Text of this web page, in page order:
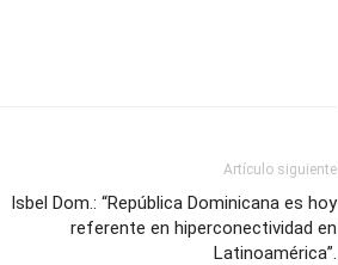
Artículo siguiente
Isbel Dom.: “República Dominicana es hoy
referente en hiperconectividad en
Latinoamérica”.